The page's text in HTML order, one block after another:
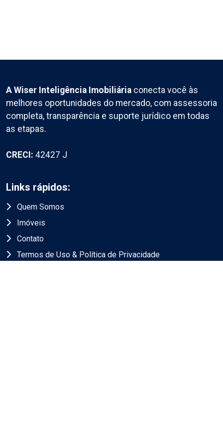
A Wiser Inteligência Imobiliária conecta você às
melhores oportunidades do mercado, com assessoria
completa, transparência e suporte jurídico em todas
as etapas.
CRECI: 42427 J
Links rápidos:
Quem Somos
Imóveis
Contato
Termos de Uso & Política de Privacidade